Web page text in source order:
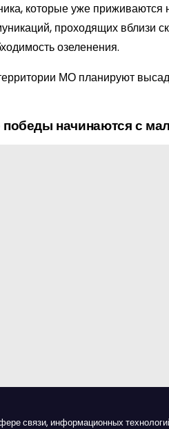
которые уже приживаются
проходящих вблизи
озеленения.
МО планируют
начинаются с
связи, информационных